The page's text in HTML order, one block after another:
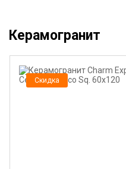
Керамогранит
Скидка